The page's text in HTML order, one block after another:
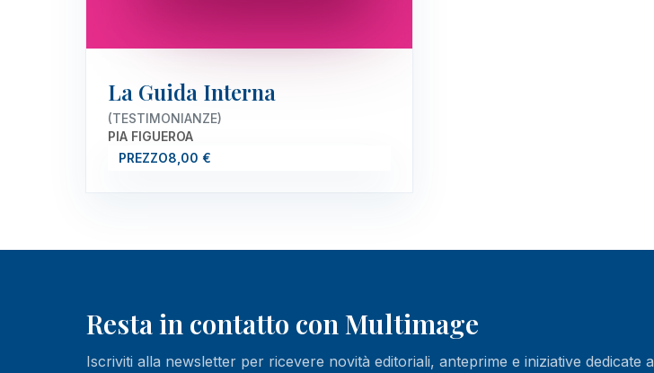
La Guida Interna
(TESTIMONIANZE)
PIA FIGUEROA
PREZZO8,00 €
Resta in contatto con Multimage
Iscriviti alla newsletter per ricevere novità editoriali, anteprime e iniziative dedicate a